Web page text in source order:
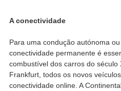
A conectividade
Para uma condução autónoma
conectividade permanente é
combustível dos carros do século
Frankfurt, todos os novos
conectividade online. A